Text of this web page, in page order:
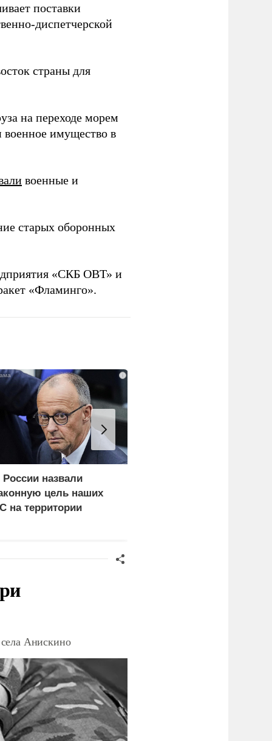
поставки
диспетчерской
страны для
на переходе морем
военное имущество в
военные и
старых оборонных
«СКБ ОВТ» и
«Фламинго».
i
назвали
цель наших
на территории
Анискино